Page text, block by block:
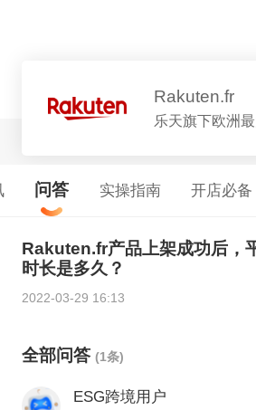
Rakuten.fr
乐天旗下欧洲
问答 实操指南 开店必备
Rakuten.fr产品上架成功后，
时长是多久？
2022-03-29 16:13
全部问答 (1条)
ESG跨境用户